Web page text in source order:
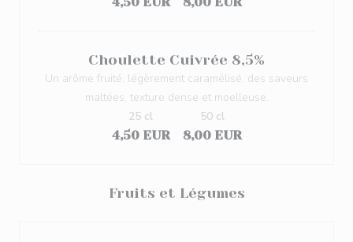
Choulette Cuivrée 8,5%
Un arôme fruité, légèrement caramélisé, des saveurs
maltées, texture dense et moelleuse.
4,50 EUR
25 cl
8,00 EUR
50 cl
Fruits et Légumes